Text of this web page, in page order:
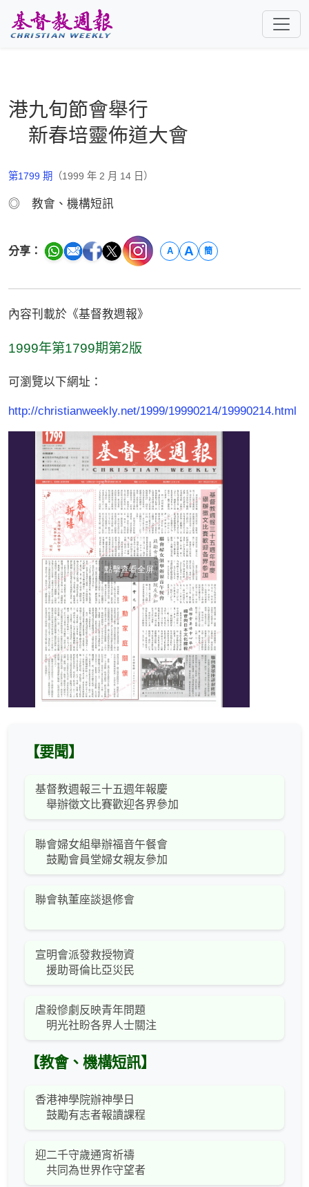
港九旬節會舉行
新春培靈佈道大會
第1799 期 （1999 年 2 月 14 日）
◎ 教會、機構短訊
分享： A A 簡
內容刊載於《基督教週報》
1999年第1799期第2版
可瀏覽以下網址：
http://christianweekly.net/1999/19990214/19990214.html
【要聞】
基督教週報三十五週年報慶
舉辦徵文比賽歡迎各界參加
聯會婦女組舉辦福音午餐會
鼓勵會員堂婦女親友參加
聯會執董座談退修會
宣明會派發救授物資
援助哥倫比亞災民
虐殺慘劇反映青年問題
明光社盼各界人士關注
【教會、機構短訊】
香港神學院辦神學日
鼓勵有志者報讀課程
迎二千守歲通宵祈禱
共同為世界作守望者